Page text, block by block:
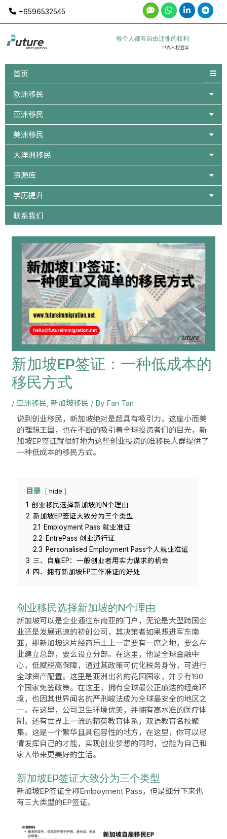
content
+6596532545
每个人都有自由迁徙的权利
世界人权宣言
首页
欧洲移民
亚洲移民
美洲移民
大洋洲移民
资源库
学历提升
联系我们
新加坡EP签证：一种低成本的
移民方式
/ 亚洲移民 ,新加坡移民 / By Fan Tan
说到创业移民，新加坡绝对是超具有吸引力。这座小而美
的理想王国，也在不断的吸引着全球投资者们的目光，新
加坡EP签证就很好地为这些创业投资的准移民人群提供了
一种低成本的移民方式。
目录 hide
1 创业移民选择新加坡的N个理由
2 新加坡EP签证大致分为三个类型
2.1 Employment Pass 就业准证
2.2 EntrePass 创业通行证
2.3 Personalised Employment Pass个人就业准证
3 三、自雇EP：一般创业者用实力谋求的机会
4 四、拥有新加坡EP工作准证的好处
创业移民选择新加坡的N个理由
新加坡可以是企业通往东南亚的门户，无论是大型跨国企
业还是发展迅速的初创公司，其决策者如果想进军东南
亚，那新加坡这片经商乐土上一定要有一席之地，要么在
此建立总部，要么设立分部。在这里，他是全球金融中
心，低赋税高保障，通过其政策可优化税务身份，可进行
全球资产配置。这里是亚洲出名的花园国家，并享有190
个国家免签政策。在这里，拥有全球最公正廉洁的经商环
境，也因其世界闻名的严刑峻法成为全球最安全的地区之
一。在这里，公司卫生环境优美，并拥有高水准的医疗体
制，还有世界上一流的精英教育体系，双语教育名校聚
集。这是一个繁华且具包容性的地方，在这里，你可以尽
情发挥自己的才能，实现创业梦想的同时，也能为自己和
家人带来更美好的生活。
新加坡EP签证大致分为三个类型
新加坡EP签证全称Emlpoyment Pass，但是细分下来也
有三大类型的EP签证。
Post